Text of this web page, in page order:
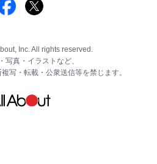
Inc. All rights reserved.
写真・イラストなど、
写・転載・公衆送信等を禁じます。